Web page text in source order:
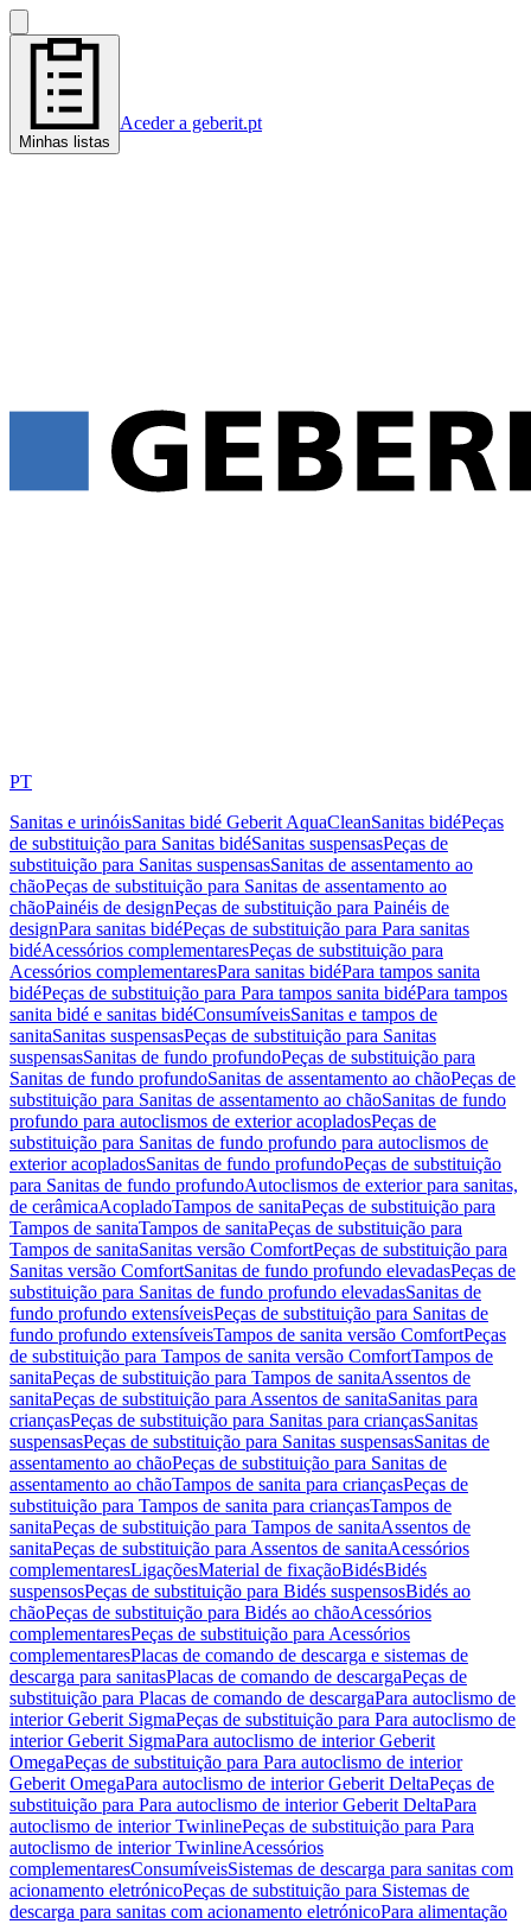
Minhas listas
Aceder a geberit.pt
PT
Sanitas e urinóisSanitas bidé Geberit AquaCleanSanitas bidéPeças
de substituição para Sanitas bidéSanitas suspensasPeças de
substituição para Sanitas suspensasSanitas de assentamento ao
chãoPeças de substituição para Sanitas de assentamento ao
chãoPainéis de designPeças de substituição para Painéis de
designPara sanitas bidéPeças de substituição para Para sanitas
bidéAcessórios complementaresPeças de substituição para
Acessórios complementaresPara sanitas bidéPara tampos sanita
bidéPeças de substituição para Para tampos sanita bidéPara tampos
sanita bidé e sanitas bidéConsumíveisSanitas e tampos de
sanitaSanitas suspensasPeças de substituição para Sanitas
suspensasSanitas de fundo profundoPeças de substituição para
Sanitas de fundo profundoSanitas de assentamento ao chãoPeças de
substituição para Sanitas de assentamento ao chãoSanitas de fundo
profundo para autoclismos de exterior acopladosPeças de
substituição para Sanitas de fundo profundo para autoclismos de
exterior acopladosSanitas de fundo profundoPeças de substituição
para Sanitas de fundo profundoAutoclismos de exterior para sanitas,
de cerâmicaAcopladoTampos de sanitaPeças de substituição para
Tampos de sanitaTampos de sanitaPeças de substituição para
Tampos de sanitaSanitas versão ComfortPeças de substituição para
Sanitas versão ComfortSanitas de fundo profundo elevadasPeças de
substituição para Sanitas de fundo profundo elevadasSanitas de
fundo profundo extensíveisPeças de substituição para Sanitas de
fundo profundo extensíveisTampos de sanita versão ComfortPeças
de substituição para Tampos de sanita versão ComfortTampos de
sanitaPeças de substituição para Tampos de sanitaAssentos de
sanitaPeças de substituição para Assentos de sanitaSanitas para
criançasPeças de substituição para Sanitas para criançasSanitas
suspensasPeças de substituição para Sanitas suspensasSanitas de
assentamento ao chãoPeças de substituição para Sanitas de
assentamento ao chãoTampos de sanita para criançasPeças de
substituição para Tampos de sanita para criançasTampos de
sanitaPeças de substituição para Tampos de sanitaAssentos de
sanitaPeças de substituição para Assentos de sanitaAcessórios
complementaresLigaçõesMaterial de fixaçãoBidésBidés
suspensosPeças de substituição para Bidés suspensosBidés ao
chãoPeças de substituição para Bidés ao chãoAcessórios
complementaresPeças de substituição para Acessórios
complementaresPlacas de comando de descarga e sistemas de
descarga para sanitasPlacas de comando de descargaPeças de
substituição para Placas de comando de descargaPara autoclismo de
interior Geberit SigmaPeças de substituição para Para autoclismo de
interior Geberit SigmaPara autoclismo de interior Geberit
OmegaPeças de substituição para Para autoclismo de interior
Geberit OmegaPara autoclismo de interior Geberit DeltaPeças de
substituição para Para autoclismo de interior Geberit DeltaPara
autoclismo de interior TwinlinePeças de substituição para Para
autoclismo de interior TwinlineAcessórios
complementaresConsumíveisSistemas de descarga para sanitas com
acionamento eletrónicoPeças de substituição para Sistemas de
descarga para sanitas com acionamento eletrónicoPara alimentação